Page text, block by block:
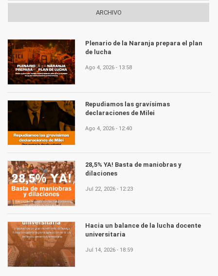
ARCHIVO
Plenario de la Naranja prepara el plan
de lucha
Ago 4, 2026 - 13:58
Repudiamos las gravísimas
declaraciones de Milei
Ago 4, 2026 - 12:40
28,5% YA! Basta de maniobras y
dilaciones
Jul 22, 2026 - 12:23
Hacia un balance de la lucha docente
universitaria
Jul 14, 2026 - 18:59